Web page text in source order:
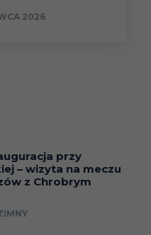
2026
przy
– wizyta na meczu
z Chrobrym